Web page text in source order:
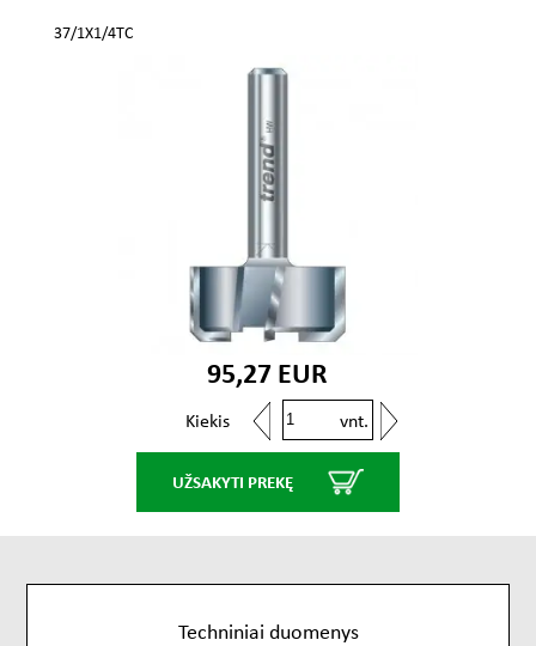
37/1X1/4TC
95,27 EUR
Kiekis vnt.
UŽSAKYTI PREKĘ
Techniniai duomenys